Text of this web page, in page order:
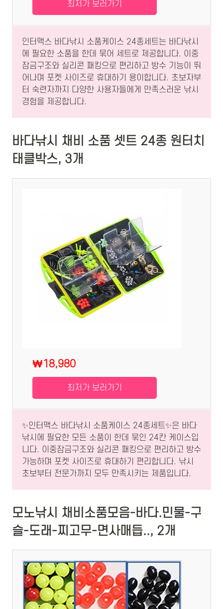
최저가 보러가기
인터맥스 바다낚시 소품케이스 24종세트는 바다낚시
에 필요한 소품을 한데 묶어 세트로 제공합니다. 이중
잠금구조와 실리콘 패킹으로 편리하고 방수 기능이 뛰
어나며 포켓 사이즈로 휴대하기 용이합니다. 초보자부
터 숙련자까지 다양한 사용자들에게 만족스러운 낚시
경험을 제공합니다.
바다낚시 채비 소품 셋트 24종 원터치
태클박스, 3개
₩18,980
최저가 보러가기
✨인터맥스 바다낚시 소품케이스 24종세트✨은 바다
낚시에 필요한 모든 소품이 한데 묶인 24칸 케이스입
니다. 이중잠금구조와 실리콘 패킹으로 편리하고 방수
가능하며 포켓 사이즈로 휴대하기 편리합니다. 낚시
초보부터 전문가까지 모두 만족시키는 제품입니다.
모노낚시 채비소품모음-바다.민물-구
슬-도래-찌고무-면사매듭.., 2개